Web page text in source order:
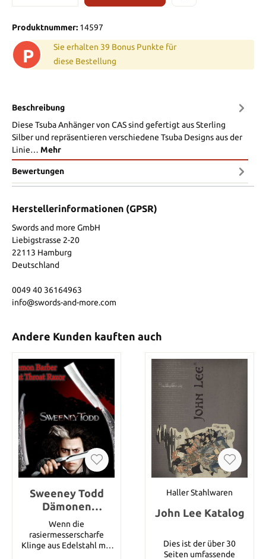
Produktnummer: 14597
P
Sie erhalten 39 Bonus Punkte für
diese Bestellung
Beschreibung
Diese Tsuba Anhänger von CAS sind gefertigt aus Sterling
Silber und repräsentieren verschiedene Tsuba Designs aus der
Linie… Mehr
Bewertungen
Herstellerinformationen (GPSR)
Swords and more GmbH
Liebigstrasse 2-20
22113 Hamburg
Deutschland
0049 40 36164963
info@swords-and-more.com
Andere Kunden kauften auch
Sweeney Todd
Dämonen
Barbiermesser
Wenn die
rasiermesserscharfe
Klinge aus Edelstahl mit
Haller Stahlwaren
John Lee Katalog
Dies ist der über 30
Seiten umfassende